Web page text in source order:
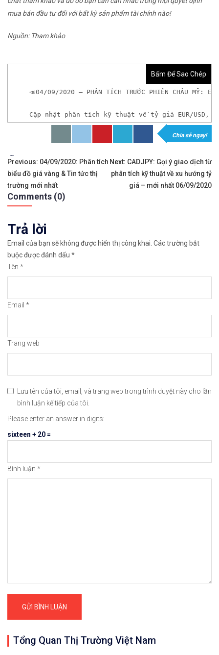
mua bán đầu tư đối với bất kỳ sản phẩm tài chính nào!
Nguồn: Tham khảo
Bấm Để Sao Chép
📣04/09/2020 – PHÂN TÍCH TRƯỚC PHIÊN CHÂU MỸ:
Cập nhật phân tích kỹ thuật về tỷ giá EUR/USD,
𝘟𝘦𝘮 𝘤𝘩𝘪 𝘵𝘪ế𝘵: https://chungkhoanforex.com/04-
✨🏆𝐗𝐨á 𝐛ỏ 𝐥𝐨 𝐥ắ𝐧𝐠 𝐤𝐡𝐢 𝐭𝐡𝐚𝐦 𝐠𝐢𝐚 𝐭𝐡ị 𝐭𝐫ườ𝐧𝐠 𝐭à𝐢 𝐜𝐡í𝐧𝐡
✅𝘔ở 𝘵à𝘪 𝘬𝘩𝘰ả𝘯 𝘵𝘳ê𝘯 𝘴à𝘯 𝘌𝘹𝘯𝘦𝘴𝘴 𝘜𝘺 𝘛í𝘯 𝘷à 𝘱𝘩ù
✅𝘔ở 𝘵à𝘪 𝘬𝘩𝘰ả𝘯 𝘵𝘳ê𝘯 𝘴à𝘯 𝘐𝘊𝘔𝘢𝘳𝘬𝘦𝘵𝘴 𝘯ổ𝘪 𝘵𝘪ế𝘯𝘨
✅𝘔ở 𝘵à𝘪 𝘬𝘩𝘰ả𝘯 𝘵𝘳ê𝘯 𝘴à𝘯 𝘉𝘪𝘯𝘢𝘯𝘤𝘦 𝘯ổ𝘪 𝘵𝘪ế𝘯𝘨 𝘯𝘩ấ𝘵
🔗https://chungkhoanforex.com/04-09-2020-
Chia sẻ ngay!
Tags:
Điều
hướng
bài
viết
Previous: 04/09/2020: Phân tích
biểu đồ giá vàng & Tin tức thị
trường mới nhất
Next: CADJPY: Gợi ý giao dịch từ
phân tích kỹ thuật về xu hướng tỷ
giá – mới nhất 06/09/2020
Comments (0)
Trả lời
Email của bạn sẽ không được hiển thị công khai. Các trường bắt
buộc được đánh dấu *
Tên *
Email *
Trang web
Lưu tên của tôi, email, và trang web trong trình duyệt này cho lần
bình luận kế tiếp của tôi.
Please enter an answer in digits:
sixteen + 20 =
Bình luận *
Tổng Quan Thị Trường Việt Nam